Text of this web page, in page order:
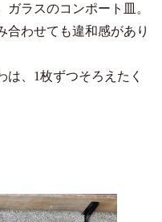
ラスのコンポート皿。
合わせても違和感があり
、1枚ずつそろえたく